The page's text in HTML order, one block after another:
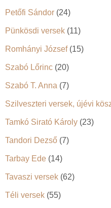
Petőfi Sándor (24)
Pünkösdi versek (11)
Romhányi József(15)
Szabó Lőrinc (20)
Szabó T. Anna (7)
Szilveszteri versek, újévi
Tamkó Sirató Károly (23)
Tandori Dezső (7)
Tarbay Ede (14)
Tavaszi versek (62)
Téli versek (55)